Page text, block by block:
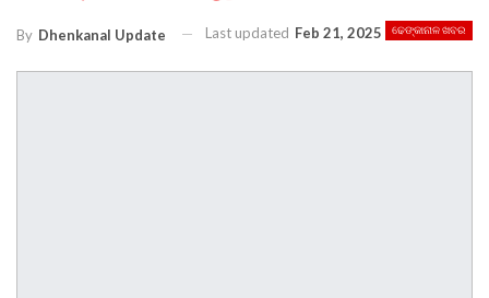
ଢେଙ୍କାନାଳ ଖବର
By Dhenkanal Update Last updated Feb 21, 2025